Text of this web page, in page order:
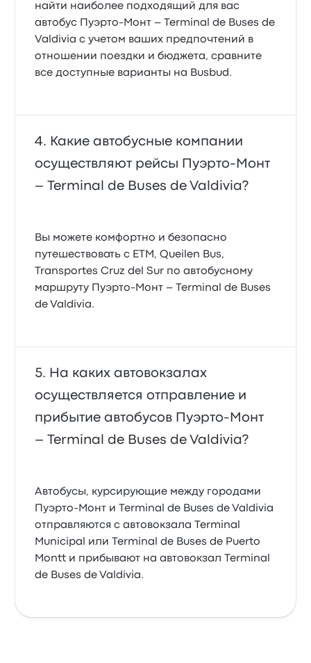
найти наиболее подходящий для вас
автобус Пуэрто-Монт – Terminal de Buses de
Valdivia с учетом ваших предпочтений в
отношении поездки и бюджета, сравните
все доступные варианты на Busbud.
Какие автобусные компании
осуществляют рейсы Пуэрто-Монт
– Terminal de Buses de Valdivia?
Вы можете комфортно и безопасно
путешествовать с ETM, Queilen Bus,
Transportes Cruz del Sur по автобусному
маршруту Пуэрто-Монт – Terminal de Buses
de Valdivia.
На каких автовокзалах
осуществляется отправление и
прибытие автобусов Пуэрто-Монт
– Terminal de Buses de Valdivia?
Автобусы, курсирующие между городами
Пуэрто-Монт и Terminal de Buses de Valdivia
отправляются с автовокзала Terminal
Municipal или Terminal de Buses de Puerto
Montt и прибывают на автовокзал Terminal
de Buses de Valdivia.